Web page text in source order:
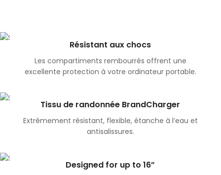
Résistant aux chocs
Les compartiments rembourrés offrent une
excellente protection à votre ordinateur portable.
Tissu de randonnée BrandCharger
Extrêmement résistant, flexible, étanche à l’eau et
antisalissures.
Designed for up to 16”